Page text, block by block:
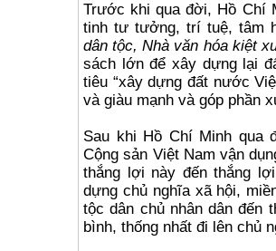
Trước khi qua đời, Hồ Chí
tinh tư tưởng, trí tuệ, tâm
dân tộc, Nhà văn hóa kiệt
sách lớn để xây dựng lại
tiêu “xây dựng đất nước
và giàu mạnh và góp phần
Sau khi Hồ Chí Minh
Cộng sản Việt Nam vận
thắng lợi này đến thắng
dựng chủ nghĩa xã hội,
tộc dân chủ nhân dân đến
bình, thống nhất đi lên chủ